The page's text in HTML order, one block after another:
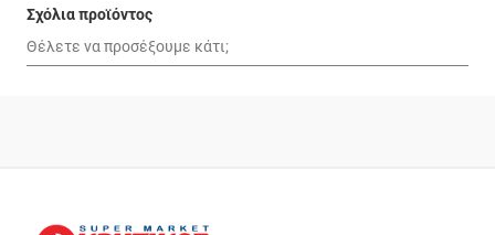
Σχόλια προϊόντος